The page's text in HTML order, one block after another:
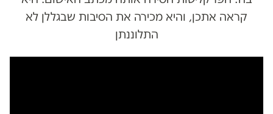
קראה אתכן, והיא מכירה את הסיבות שבגללן לא
התלוננתן